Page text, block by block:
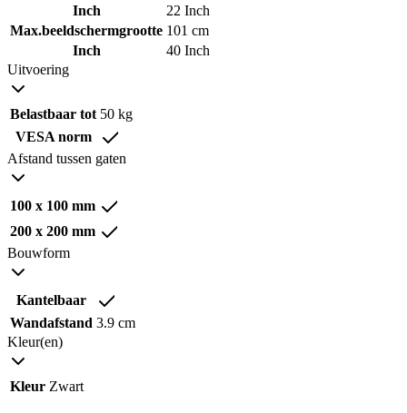
Inch
22 Inch
Max.beeldschermgrootte 101 cm
Inch
40 Inch
Uitvoering
Belastbaar tot 50 kg
VESA norm
Afstand tussen gaten
100 x 100 mm
200 x 200 mm
Bouwform
Kantelbaar
Wandafstand 3.9 cm
Kleur(en)
Kleur Zwart